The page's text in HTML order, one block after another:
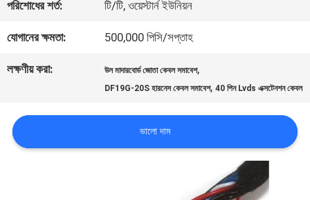
আমাদের
সাথে
যোগাযোগ
খবর
পরিশোধের শর্ত: টি/টি, ওয়েস্টার্ন ইউনিয়ন
যোগানের ক্ষমতা: 500,000 পিসি/সপ্তাহ
লক্ষণীয় করা: উল মাদারবোর্ড জোতা কেবল সমাবেশ,
DF19G-20S হারনেস কেবল সমাবেশ,40 পিন Lvds এক্সটেনশন কেবল
ভালো দাম